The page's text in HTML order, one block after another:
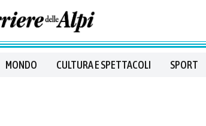
MONDO CULTURA E SPETTACOLI SPORT